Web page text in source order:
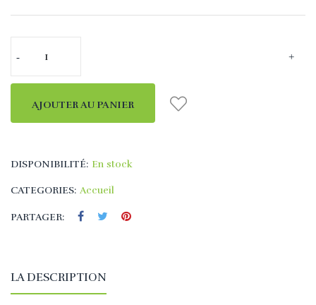
AJOUTER AU PANIER
DISPONIBILITÉ: En stock
CATEGORIES: Accueil
PARTAGER:
LA DESCRIPTION